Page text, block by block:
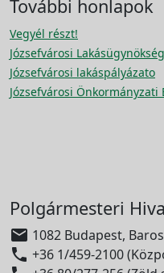
További honlapok
Vegyél részt!
Józsefvárosi Lakásügynökség
Józsefvárosi lakáspályázato
Józsefvárosi Önkormányzati
Polgármesteri
 1082 Budapest,
 +36 1/459-2100